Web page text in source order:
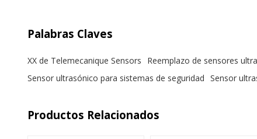
Palabras Claves
XX de Telemecanique Sensors Reemplazo de sensores
Sensor ultrasónico para sistemas de seguridad Sensor
Productos Relacionados